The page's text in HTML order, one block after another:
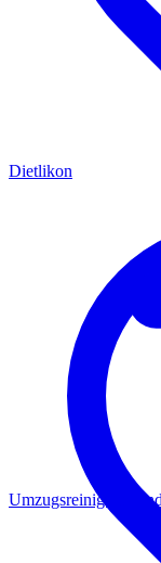
Umzugsreinigung
Dietlikon